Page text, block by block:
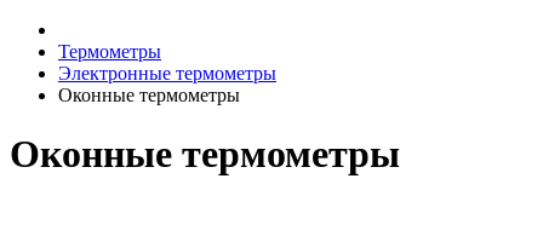
Термометры
Электронные термометры
Оконные термометры
Оконные термометры